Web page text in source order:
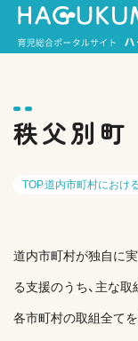
秩父別町
TOP道内市町村におけ
道内市町村が独自に実
る支援のうち、主な取
各市町村の取組全て